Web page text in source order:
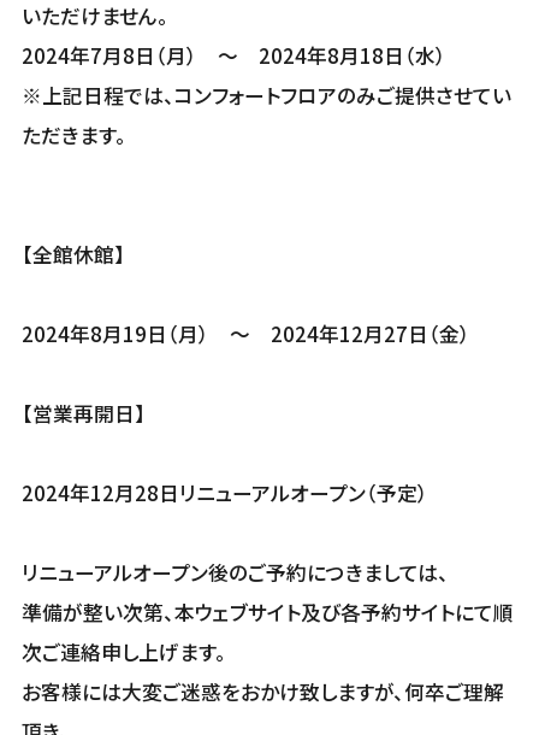
いただけません。
2024年7月8日（月） ～ 2024年8月18日（水）
※上記日程では、コンフォートフロアのみご提供させてい
ただきます。
【全館休館】
2024年8月19日（月） ～ 2024年12月27日（金）
【営業再開日】
2024年12月28日リニューアルオープン（予定）
リニューアルオープン後のご予約につきましては、
準備が整い次第、本ウェブサイト及び各予約サイトにて順
次ご連絡申し上げます。
お客様には大変ご迷惑をおかけ致しますが、何卒ご理解